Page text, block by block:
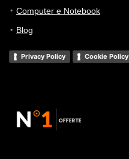
Computer e Notebook
Blog
Privacy Policy Cookie Policy